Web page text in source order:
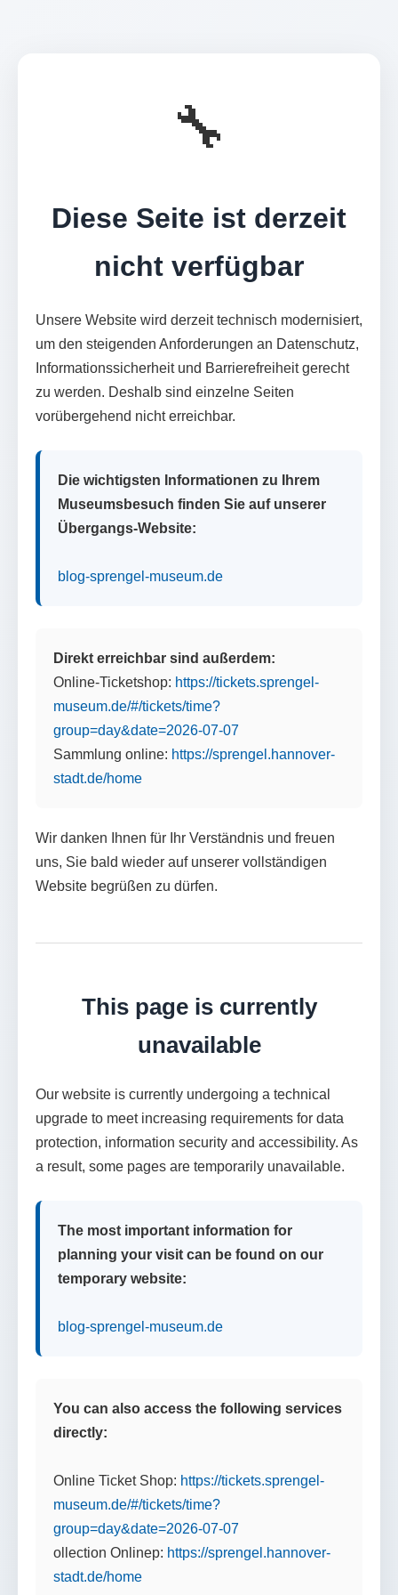
🔧
Diese Seite ist derzeit
nicht verfügbar
Unsere Website wird derzeit technisch modernisiert,
um den steigenden Anforderungen an Datenschutz,
Informationssicherheit und Barrierefreiheit gerecht
zu werden. Deshalb sind einzelne Seiten
vorübergehend nicht erreichbar.
Die wichtigsten Informationen zu Ihrem
Museumsbesuch finden Sie auf unserer
Übergangs-Website:
blog-sprengel-museum.de
Direkt erreichbar sind außerdem:
Online-Ticketshop: https://tickets.sprengel-
museum.de/#/tickets/time?
group=day&date=2026-07-07
Sammlung online: https://sprengel.hannover-
stadt.de/home
Wir danken Ihnen für Ihr Verständnis und freuen
uns, Sie bald wieder auf unserer vollständigen
Website begrüßen zu dürfen.
This page is currently
unavailable
Our website is currently undergoing a technical
upgrade to meet increasing requirements for data
protection, information security and accessibility. As
a result, some pages are temporarily unavailable.
The most important information for
planning your visit can be found on our
temporary website:
blog-sprengel-museum.de
You can also access the following services
directly:
Online Ticket Shop: https://tickets.sprengel-
museum.de/#/tickets/time?
group=day&date=2026-07-07
ollection Onlinep: https://sprengel.hannover-
stadt.de/home